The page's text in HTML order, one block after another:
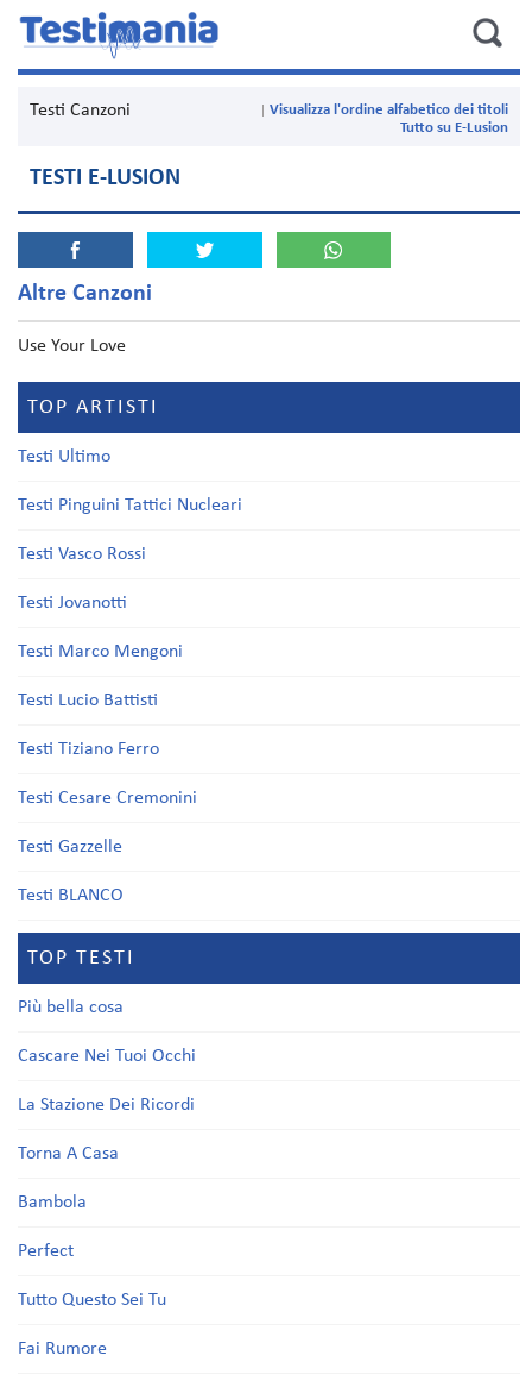
Testi Canzoni
Visualizza l'ordine alfabetico dei titoli
Tutto su E-Lusion
TESTI E-LUSION
Altre Canzoni
Use Your Love
TOP ARTISTI
Testi Ultimo
Testi Pinguini Tattici Nucleari
Testi Vasco Rossi
Testi Jovanotti
Testi Marco Mengoni
Testi Lucio Battisti
Testi Tiziano Ferro
Testi Cesare Cremonini
Testi Gazzelle
Testi BLANCO
TOP TESTI
Più bella cosa
Cascare Nei Tuoi Occhi
La Stazione Dei Ricordi
Torna A Casa
Bambola
Perfect
Tutto Questo Sei Tu
Fai Rumore